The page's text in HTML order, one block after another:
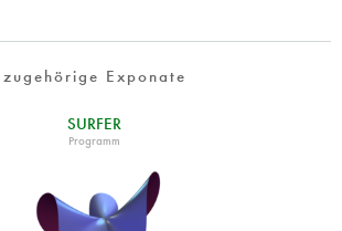
zugehörige Exponate
SURFER
Programm